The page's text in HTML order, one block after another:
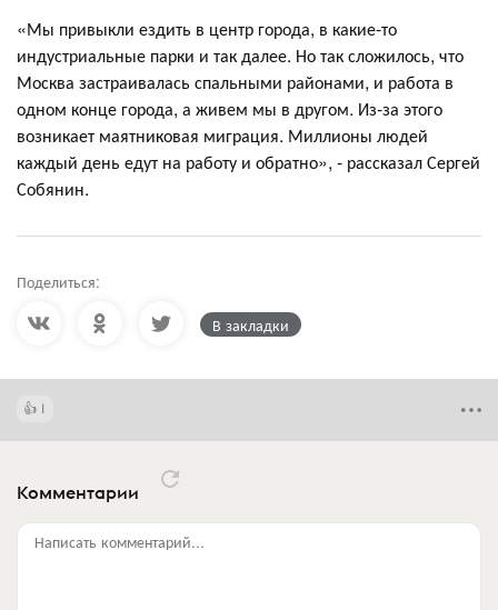
«Мы привыкли ездить в центр города, в какие-то
индустриальные парки и так далее. Но так сложилось, что
Москва застраивалась спальными районами, и работа в
одном конце города, а живем мы в другом. Из-за этого
возникает маятниковая миграция. Миллионы людей
каждый день едут на работу и обратно», - рассказал Сергей
Собянин.
Поделиться:
В закладки
1
Комментарии
Написать комментарий...